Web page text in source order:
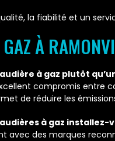
qualité, la fiabilité et un
À
à gaz plutôt
compromis entre
de réduire les
à gaz installez-
avec des marques